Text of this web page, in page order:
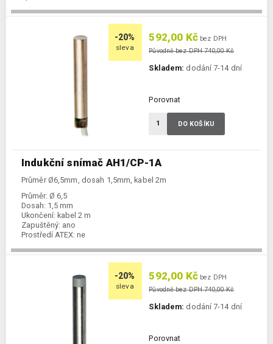
-20%
sleva
Indukční snímač AH1/CP-1A
Průměr Ø6,5mm, dosah 1,5mm, kabel 2m
Průměr: Ø 6,5
Dosah: 1,5 mm
Ukončení: kabel 2 m
Zapuštěný: ano
Prostředí ATEX: ne
592,00 Kč bez DPH
Původně bez DPH 740,00 Kč
Skladem: dodání 7-14 dní
Porovnat
DO KOŠÍKU
-20%
sleva
592,00 Kč bez DPH
Původně bez DPH 740,00 Kč
Skladem: dodání 7-14 dní
Porovnat